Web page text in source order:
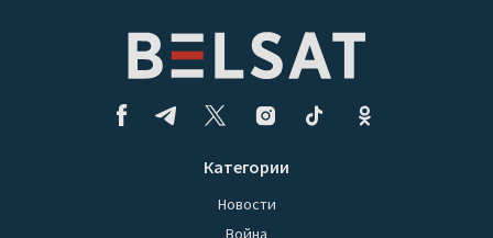
Категории
Новости
Война